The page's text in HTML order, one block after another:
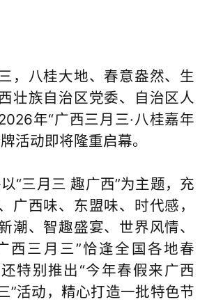
，八桂大地、春意盎然、生
壮族自治区党委、自治区人
年“广西三月三·八桂嘉年
活动即将隆重启幕。
“三月三 趣广西”为主题，充
广西味、东盟味、时代感，
潮、智趣盛宴、世界风情、
西三月三”恰逢全国各地春
特别推出“今年春假来广西
”活动，精心打造一批特色节